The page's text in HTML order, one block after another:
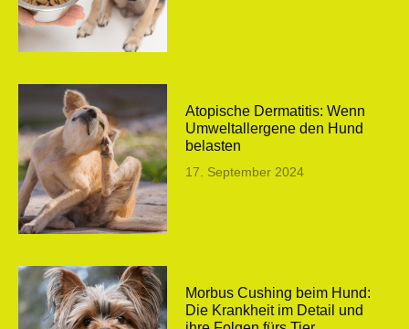
Atopische Dermatitis: Wenn
Umweltallergene den Hund
belasten
17. September 2024
Morbus Cushing beim Hund:
Die Krankheit im Detail und